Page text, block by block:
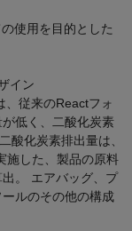
使用を目的とした
イン
、従来のReactフォ
低く、二酸化炭素
酸化炭素排出量は、
施した、製品の原料
。 エアバッグ、プ
ルのその他の構成